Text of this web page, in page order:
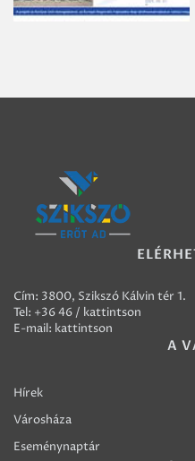
Cím: 3800, Szikszó Kálvin tér 1.
Tel: +36 46 / kattintson
E-mail: kattintson
A
Hírek
Városháza
Eseménynaptár